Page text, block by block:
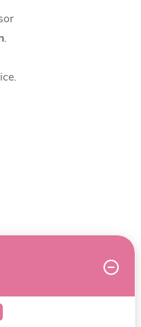
.